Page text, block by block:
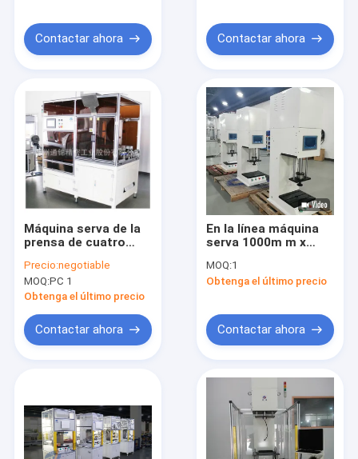
Productos
VR Show
Contactar ahora
presión sin pasos
Contactar ahora
Máquina serva de la
prensa de cuatro
sistema de vigilancia
del estator
Precio:negotiable
MOQ:PC 1
Obtenga el último precio
Contactar ahora
En la línea máquina
serva 1000m m x
de la prensa de la
inspección de la
MOQ:1
Obtenga el último precio
Contactar ahora